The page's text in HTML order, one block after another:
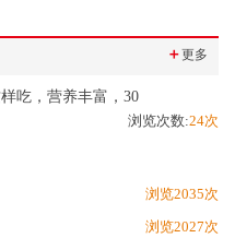
＋更多
吃，营养丰富，30
浏览次数:24次
浏览2035次
浏览2027次